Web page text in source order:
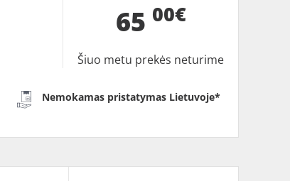
65 00€
Šiuo metu prekės neturime
Nemokamas pristatymas Lietuvoje*